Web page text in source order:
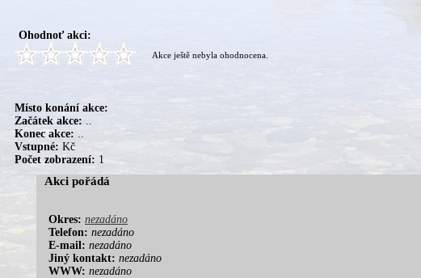
Ohodnoť akci:
Akce ještě nebyla ohodnocena.
Místo konání akce:
Začátek akce:
Konec akce:
Vstupné: Kč
Počet zobrazení: 1
Akci pořádá
Okres: nezadáno
Telefon: nezadáno
E-mail: nezadáno
Jiný kontakt: nezadáno
WWW: nezadáno